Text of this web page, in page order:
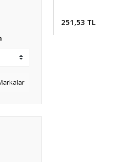
251,53 TL